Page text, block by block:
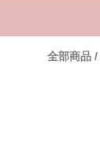
全部商品 /